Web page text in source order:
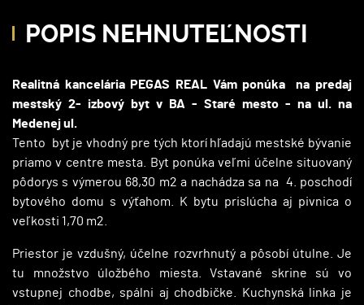
POPIS NEHNUTEĽNOSTI
Realitná kancelária PEGAS REAL Vám ponúka na predaj
mestský 2- izbový byt v BA - Staré mesto - na ul. na
Medenej ul.
Tento byt je vhodný pre tých ktorí hľadajú mestské bývanie
priamo v centre mesta. Byt ponúka veľmi účelne situovaný
pôdorys s výmerou 68,30 m2 a nachádza sa na 4. poschodí
bytového domu s výťahom. K bytu prislúcha aj pivnica o
veľkosti 1,70 m2.
Priestor je vzdušný, účelne rozvrhnutý a pôsobí útulne. Je
tu množstvo úložbého miesta. Vstavané skrine sú vo
vstupnej chodbe, spálni aj chodbičke. Kuchynská linka je